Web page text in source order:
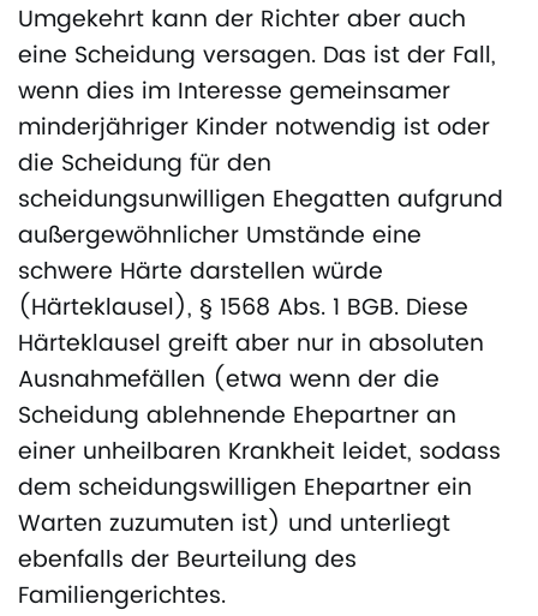
Umgekehrt kann der Richter aber auch
eine Scheidung versagen. Das ist der Fall,
wenn dies im Interesse gemeinsamer
minderjähriger Kinder notwendig ist oder
die Scheidung für den
scheidungsunwilligen Ehegatten aufgrund
außergewöhnlicher Umstände eine
schwere Härte darstellen würde
(Härteklausel), § 1568 Abs. 1 BGB. Diese
Härteklausel greift aber nur in absoluten
Ausnahmefällen (etwa wenn der die
Scheidung ablehnende Ehepartner an
einer unheilbaren Krankheit leidet, sodass
dem scheidungswilligen Ehepartner ein
Warten zuzumuten ist) und unterliegt
ebenfalls der Beurteilung des
Familiengerichtes.